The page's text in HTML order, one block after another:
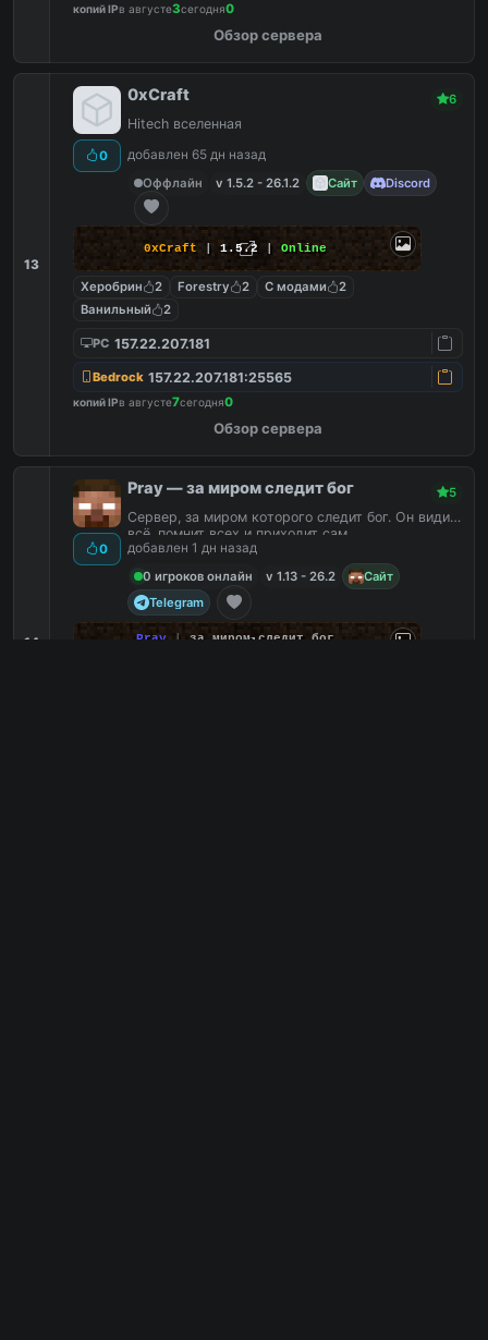
копий IPв августе3сегодня0
Обзор сервера
13
0
0xCraft 6
Hitech вселенная
добавлен 65 дн назад
Оффлайн
v 1.5.2 - 26.1.2 Сайт Discord
0xCraft | 1.5.2 | Online
Херобрин 2 Forestry 2 С модами
2
Ванильный
2
PC 157.22.207.181
Bedrock 157.22.207.181:25565
копий IPв августе7сегодня0
Обзор сервера
14
0
Pray — за миром следит бог 5
Сервер, за миром которого следит бог. Он видит
всё, помнит всех и приходит сам.
добавлен 1 дн назад
0 игроков онлайн
v 1.13 - 26.2
Сайт
Telegram
Pray |
за миром следит бог